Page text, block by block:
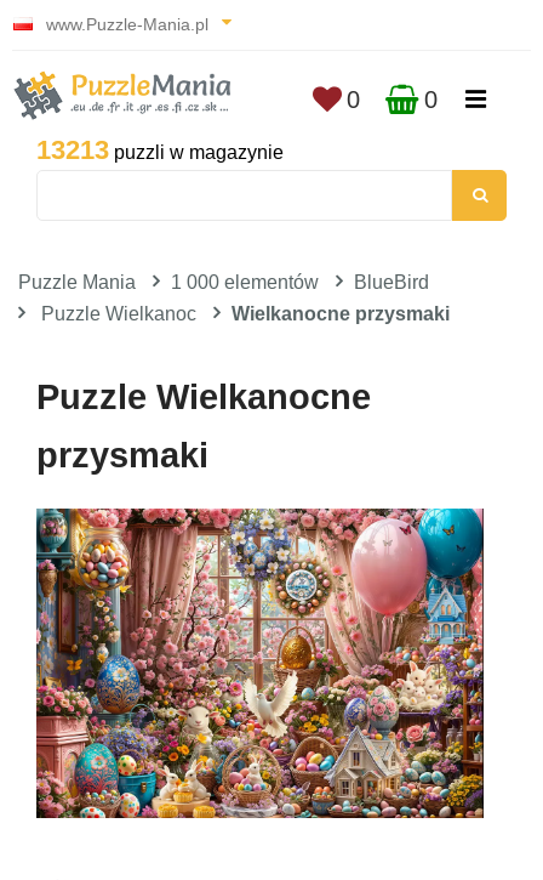
www.Puzzle-Mania.pl
13213 puzzli w magazynie
0 0
Puzzle Mania 1 000 elementów
BlueBird
Puzzle Wielkanoc
Wielkanocne przysmaki
Puzzle Wielkanocne
przysmaki